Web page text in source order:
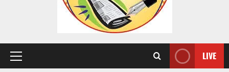
Primary
LIVE